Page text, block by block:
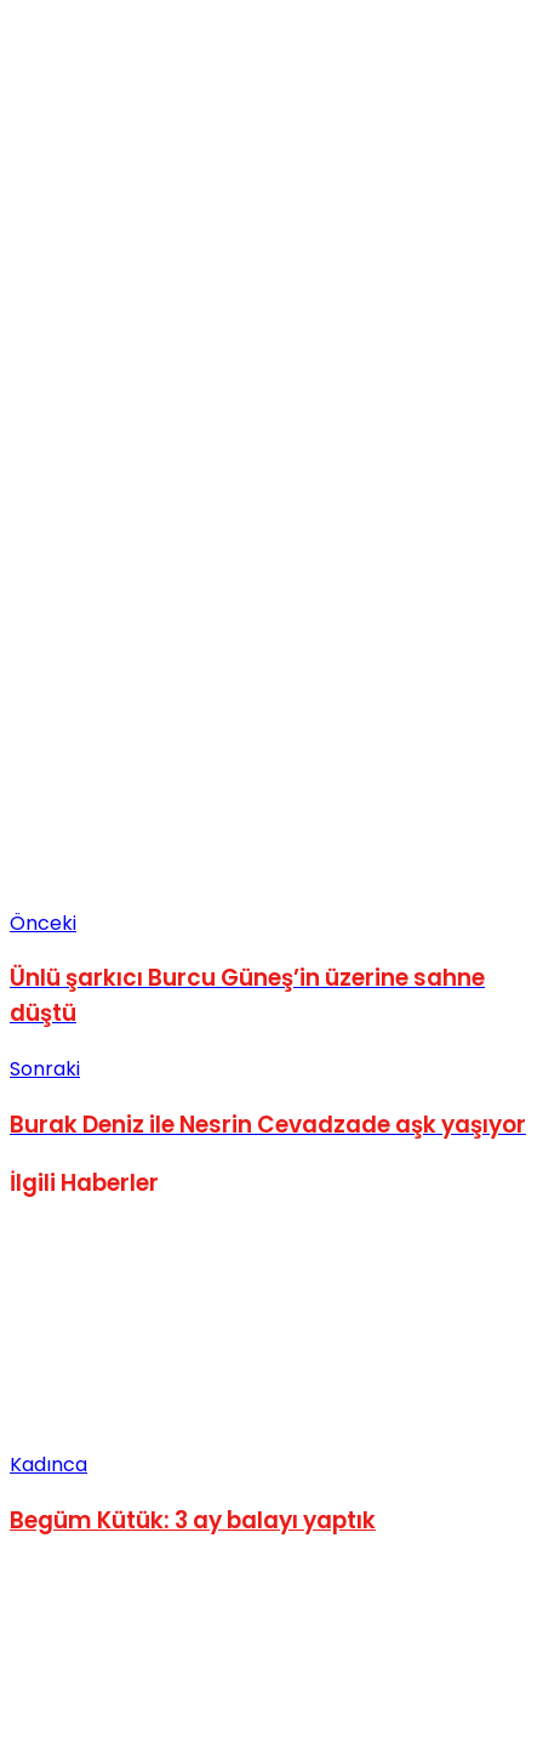
Önceki
Ünlü şarkıcı Burcu Güneş’in üzerine sahne
düştü
Sonraki
Burak Deniz ile Nesrin Cevadzade aşk yaşıyor
İlgili Haberler
Kadınca
Begüm Kütük: 3 ay balayı yaptık